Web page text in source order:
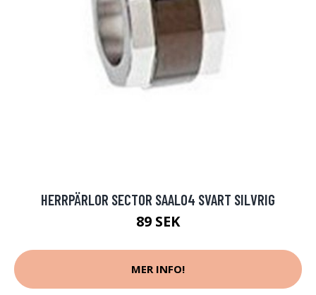
HERRPÄRLOR SECTOR SAAL04 SVART SILVRIG
89 SEK
MER INFO!